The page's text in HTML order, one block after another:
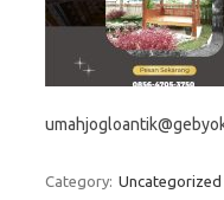
Category: Uncategorized